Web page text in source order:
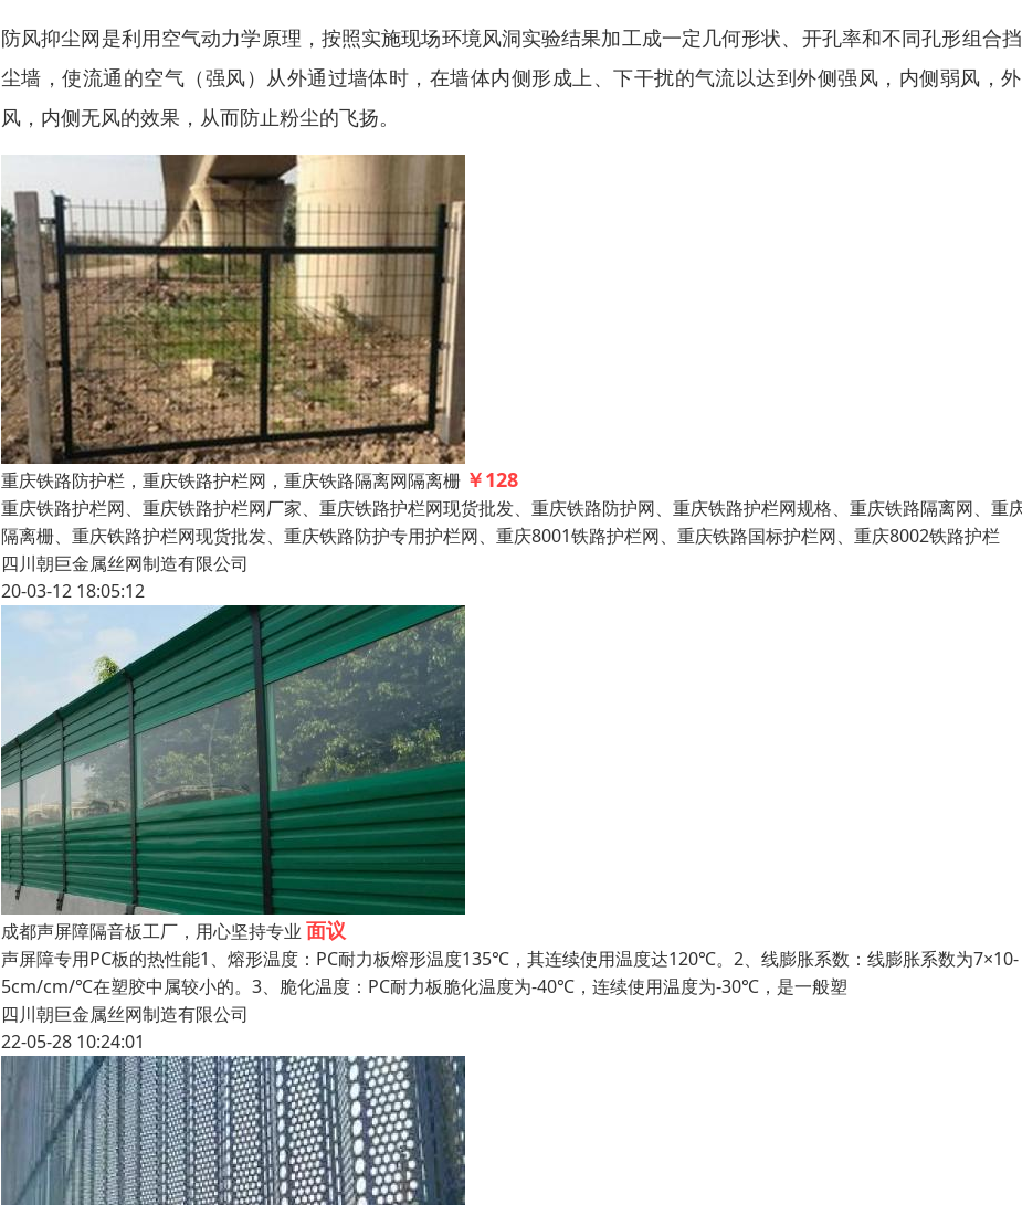
防风抑尘网是利用空气动力学原理，按照实施现场环境风洞实验结果加工成一定几何形状、开孔率和不同孔形组合
尘墙，使流通的空气（强风）从外通过墙体时，在墙体内侧形成上、下干扰的气流以达到外侧强风，内侧弱风，
风，内侧无风的效果，从而防止粉尘的飞扬。
重庆铁路防护栏，重庆铁路护栏网，重庆铁路隔离网隔离栅 ￥128
重庆铁路护栏网、重庆铁路护栏网厂家、重庆铁路护栏网现货批发、重庆铁路防护网、重庆铁路护栏网规格、重庆铁路隔离网、重
隔离栅、重庆铁路护栏网现货批发、重庆铁路防护专用护栏网、重庆8001铁路护栏网、重庆铁路国标护栏网、重庆8002铁路护栏
四川朝巨金属丝网制造有限公司
20-03-12 18:05:12
成都声屏障隔音板工厂，用心坚持专业 面议
声屏障专用PC板的热性能1、熔形温度：PC耐力板熔形温度135℃，其连续使用温度达120℃。2、线膨胀系数：线膨胀系数为7×10-
5cm/cm/℃在塑胶中属较小的。3、脆化温度：PC耐力板脆化温度为-40℃，连续使用温度为-30℃，是一般塑
四川朝巨金属丝网制造有限公司
22-05-28 10:24:01